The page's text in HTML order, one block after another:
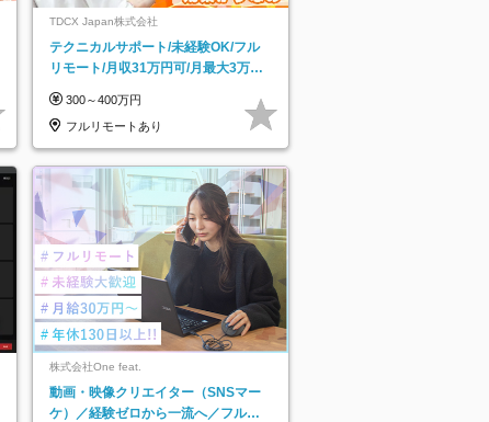
TDCX Japan株式会社
テクニカルサポート/未経験OK/フル
リモート/月収31万円可/月最大3万の
300～400万円
フルリモートあり
株式会社One feat.
動画・映像クリエイター（SNSマー
ケ）／経験ゼロから一流へ／フルリ